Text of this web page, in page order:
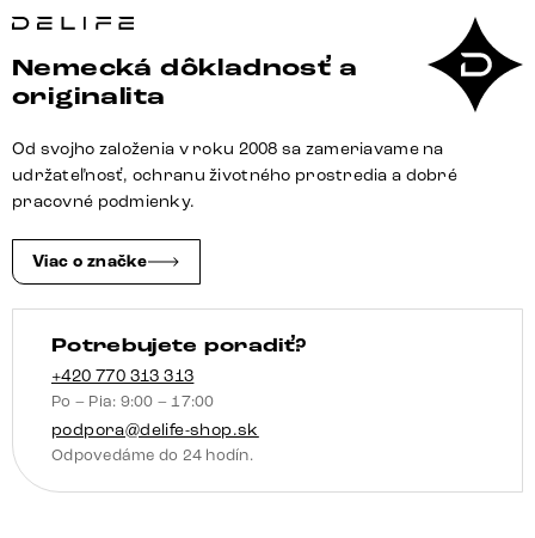
stolík
zaoblený
180×40
keramika
Patagonia
Conos
kov
titánová
farba
efekt
Nemecká dôkladnosť a
originalita
Od svojho založenia v roku 2008 sa zameriavame na
udržateľnosť, ochranu životného prostredia a dobré
pracovné podmienky.
Viac o značke
Potrebujete poradiť?
+420 770 313 313
Po – Pia: 9:00 – 17:00
podpora@delife-shop.sk
Odpovedáme do 24 hodín.